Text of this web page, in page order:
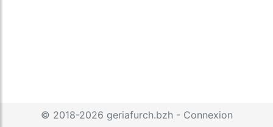
© 2018-2026 geriafurch.bzh- Connexion